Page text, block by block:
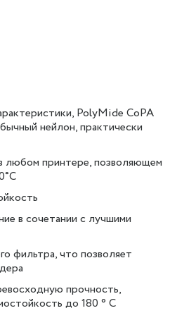
PolyMide CoPA
нейлон, практически
любом принтере, позволяющем
в сочетании с лучшими
фильтра, что позволяет
прочность,
до 180 ° C